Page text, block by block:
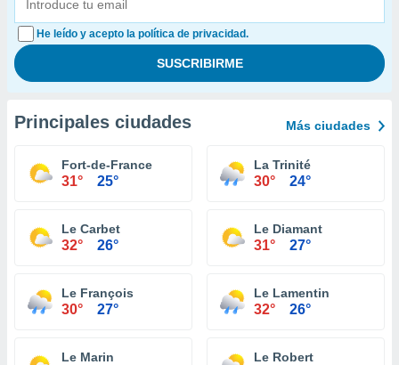
He leído y acepto la política de privacidad.
Principales ciudades Más ciudades
Fort-de-France
31° 25°
La Trinité
30° 24°
Le Carbet
32° 26°
Le Diamant
31° 27°
Le François
30° 27°
Le Lamentin
32° 26°
Le Marin Le Robert